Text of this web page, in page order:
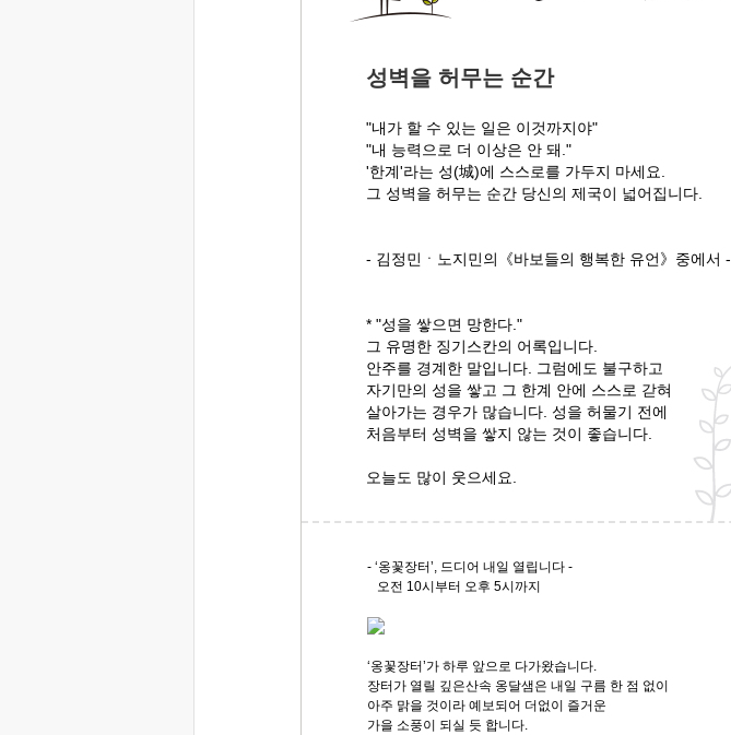
성벽을 허무는 순간
"내가 할 수 있는 일은 이것까지야"
"내 능력으로 더 이상은 안 돼."
'한계'라는 성(城)에 스스로를 가두지 마세요.
그 성벽을 허무는 순간 당신의 제국이 넓어집니다.
- 김정민ㆍ노지민의《바보들의 행복한 유언》중에서 -
* "성을 쌓으면 망한다."
그 유명한 징기스칸의 어록입니다.
안주를 경계한 말입니다. 그럼에도 불구하고
자기만의 성을 쌓고 그 한계 안에 스스로 갇혀
살아가는 경우가 많습니다. 성을 허물기 전에
처음부터 성벽을 쌓지 않는 것이 좋습니다.
오늘도 많이 웃으세요.
- ‘옹꽃장터’, 드디어 내일 열립니다 -
오전 10시부터 오후 5시까지
‘옹꽃장터’가 하루 앞으로 다가왔습니다.
장터가 열릴 깊은산속 옹달샘은 내일 구름 한 점 없이
아주 맑을 것이라 예보되어 더없이 즐거운
가을 소풍이 되실 듯 합니다.